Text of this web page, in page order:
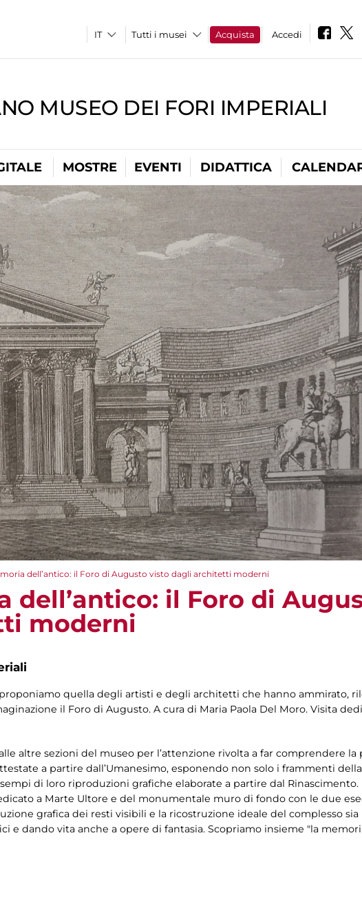
Tutti i musei Acquista Accedi
MUSEO DEI FORI IMPERIALI
MOSTRE EVENTI DIDATTICA
dell’antico: il Foro di Augusto visto dagli architetti moderni
dell’antico: il Foro di
moderni
quella degli artisti e degli architetti che hanno ammirato,
il Foro di Augusto. A cura di Maria Paola Del Moro. Visita
altre sezioni del museo per l’attenzione rivolta a far comprendere la
a partire dall’Umanesimo, esponendo non solo i frammenti
di loro riproduzioni grafiche elaborate a partire dal Rinascimento.
a Marte Ultore e del monumentale muro di fondo con le due
grafica dei resti visibili e la ricostruzione ideale del complesso sia
e dando vita anche a opere di fantasia. Scopriamo insieme "la